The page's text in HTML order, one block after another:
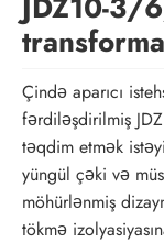
Çində aparıcı
fərdiləşdirilmiş
təqdim etmək
yüngül çəki və
möhürlənmiş
tökmə